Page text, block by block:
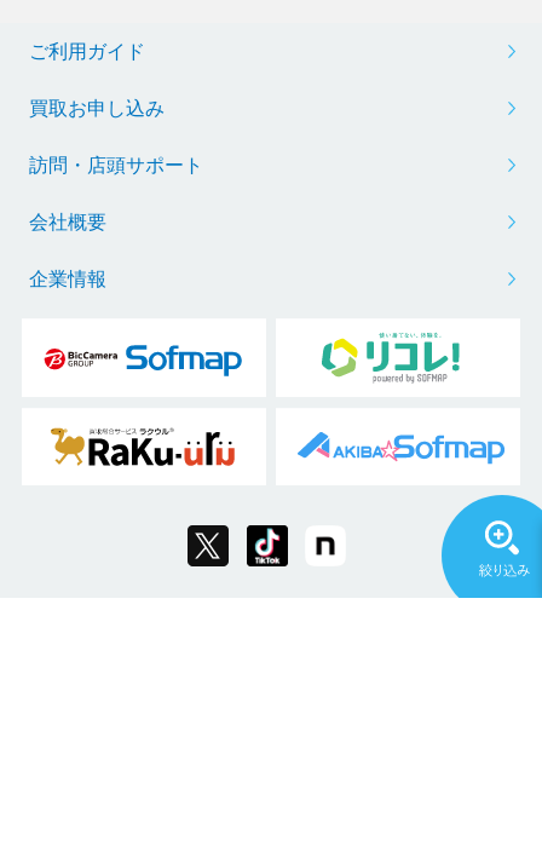
ご利用ガイド
買取お申し込み
訪問・店頭サポート
会社概要
企業情報